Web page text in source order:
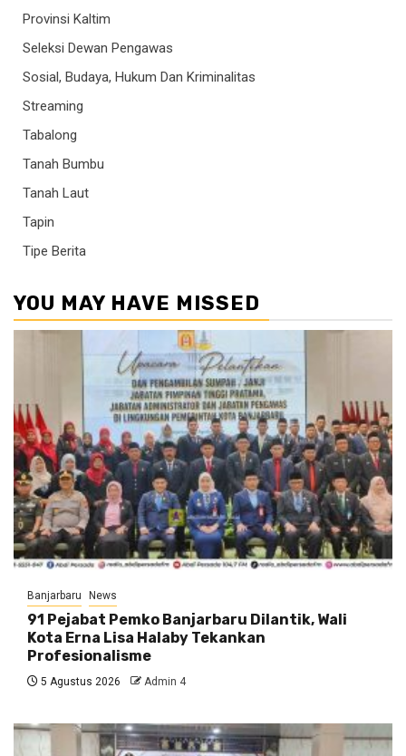
Provinsi Kaltim
Seleksi Dewan Pengawas
Sosial, Budaya, Hukum Dan Kriminalitas
Streaming
Tabalong
Tanah Bumbu
Tanah Laut
Tapin
Tipe Berita
YOU MAY HAVE MISSED
Banjarbaru News
91 Pejabat Pemko Banjarbaru Dilantik, Wali
Kota Erna Lisa Halaby Tekankan
Profesionalisme
5 Agustus 2026 Admin 4